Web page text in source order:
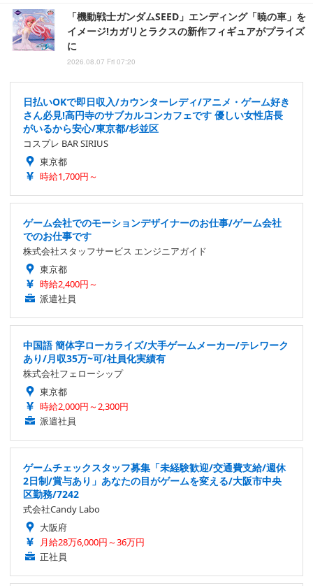
「機動戦士ガンダムSEED」エンディング「暁の車」を
イメージ!カガリとラクスの新作フィギュアがプライズ
に
2026.08.07 Fri 07:20
日払いOKで即日収入/カウンターレディ/アニメ・ゲーム好き
さん必見!高円寺のサブカルコンカフェです 優しい女性店長
がいるから安心/東京都/杉並区
コスプレ BAR SIRIUS
東京都
時給1,700円～
ゲーム会社でのモーションデザイナーのお仕事/ゲーム会社
でのお仕事です
株式会社スタッフサービス エンジニアガイド
東京都
時給2,400円～
派遣社員
中国語 簡体字ローカライズ/大手ゲームメーカー/テレワーク
あり/月収35万~可/社員化実績有
株式会社フェローシップ
東京都
時給2,000円～2,300円
派遣社員
ゲームチェックスタッフ募集「未経験歓迎/交通費支給/週休
2日制/賞与あり」あなたの目がゲームを変える/大阪市中央
区勤務/7242
式会社Candy Labo
大阪府
月給28万6,000円～36万円
正社員